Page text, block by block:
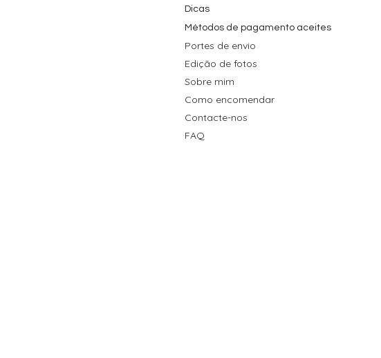
Dicas
Métodos de pagamento aceites
Portes de envio
Edição de fotos
Sobre mim
Como encomendar
Contacte-nos
FAQ